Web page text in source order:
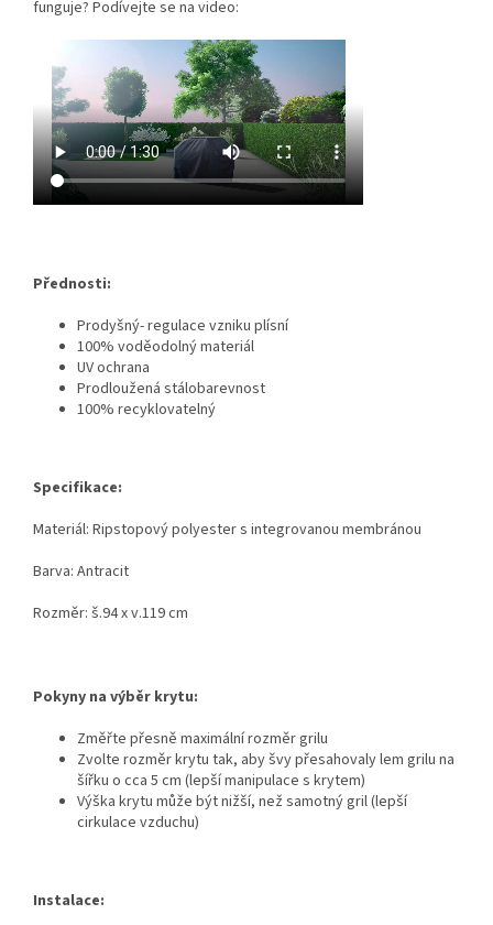
funguje? Podívejte se na video:
Přednosti:
Prodyšný- regulace vzniku plísní
100% voděodolný materiál
UV ochrana
Prodloužená stálobarevnost
100% recyklovatelný
Specifikace:
Materiál: Ripstopový polyester s integrovanou membránou
Barva: Antracit
Rozměr: š.94 x v.119 cm
Pokyny na výběr krytu:
Změřte přesně maximální rozměr grilu
Zvolte rozměr krytu tak, aby švy přesahovaly lem grilu na
šířku o cca 5 cm (lepší manipulace s krytem)
Výška krytu může být nižší, než samotný gril (lepší
cirkulace vzduchu)
Instalace: